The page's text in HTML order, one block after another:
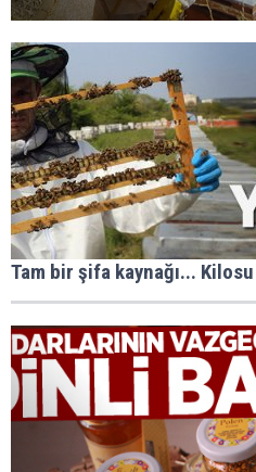
Tam bir şifa kaynağı... Kilosu